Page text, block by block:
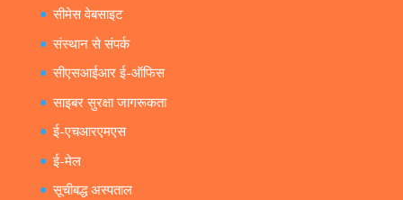
सीमेस वेबसाइट
संस्थान से संपर्क
सीएसआईआर ई-ऑफिस
साइबर सुरक्षा जागरूकता
ई-एचआरएमएस
ई-मेल
सूचीबद्ध अस्पताल